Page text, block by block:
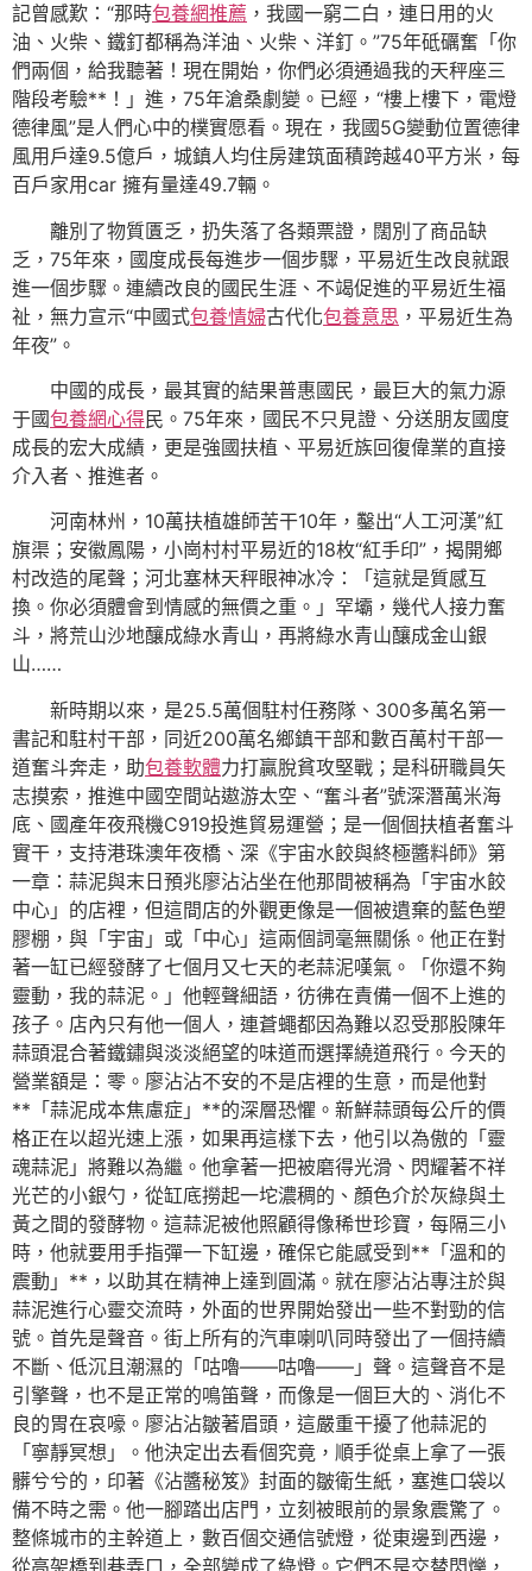
記曾感歎：“那時包養網推薦 ，我國一窮二白，連日用的火
油、火柴、鐵釘都稱為洋油、火柴、洋釘。”75年砥礪奮「你
們兩個，給我聽著！現在開始，你們必須通過我的天秤座三
階段考驗**！」進，75年滄桑劇變。已經，“樓上樓下，電燈
德律風”是人們心中的樸實愿看。現在，我國5G變動位置德律
風用戶達9.5億戶，城鎮人均住房建筑面積跨越40平方米，每
百戶家用car 擁有量達49.7輛。
離別了物質匱乏，扔失落了各類票證，闊別了商品缺
乏，75年來，國度成長每進步一個步驟，平易近生改良就跟
進一個步驟。連續改良的國民生涯、不竭促進的平易近生福
祉，無力宣示“中國式包養情婦古代化包養意思 ，平易近生為
年夜”。
中國的成長，最其實的結果普惠國民，最巨大的氣力源
于國包養網心得民。75年來，國民不只見證、分送朋友國度
成長的宏大成績，更是強國扶植、平易近族回復偉業的直接
介入者、推進者。
河南林州，10萬扶植雄師苦干10年，鑿出“人工河漢”紅
旗渠；安徽鳳陽，小崗村村平易近的18枚“紅手印”，揭開鄉
村改造的尾聲；河北塞林天秤眼神冰冷：「這就是質感互
換。你必須體會到情感的無價之重。」罕壩，幾代人接力奮
斗，將荒山沙地釀成綠水青山，再將綠水青山釀成金山銀
山……
新時期以來，是25.5萬個駐村任務隊、300多萬名第一
書記和駐村干部，同近200萬名鄉鎮干部和數百萬村干部一
道奮斗奔走，助包養軟體力打贏脫貧攻堅戰；是科研職員矢
志摸索，推進中國空間站遨游太空、“奮斗者”號深潛萬米海
底、國產年夜飛機C919投進貿易運營；是一個個扶植者奮斗
實干，支持港珠澳年夜橋、深《宇宙水餃與終極醬料師》第
一章：蒜泥與末日預兆廖沾沾坐在他那間被稱為「宇宙水餃
中心」的店裡，但這間店的外觀更像是一個被遺棄的藍色塑
膠棚，與「宇宙」或「中心」這兩個詞毫無關係。他正在對
著一缸已經發酵了七個月又七天的老蒜泥嘆氣。「你還不夠
靈動，我的蒜泥。」他輕聲細語，彷彿在責備一個不上進的
孩子。店內只有他一個人，連蒼蠅都因為難以忍受那股陳年
蒜頭混合著鐵鏽與淡淡絕望的味道而選擇繞道飛行。今天的
營業額是：零。廖沾沾不安的不是店裡的生意，而是他對
**「蒜泥成本焦慮症」**的深層恐懼。新鮮蒜頭每公斤的價
格正在以超光速上漲，如果再這樣下去，他引以為傲的「靈
魂蒜泥」將難以為繼。他拿著一把被磨得光滑、閃耀著不祥
光芒的小銀勺，從缸底撈起一坨濃稠的、顏色介於灰綠與土
黃之間的發酵物。這蒜泥被他照顧得像稀世珍寶，每隔三小
時，他就要用手指彈一下缸邊，確保它能感受到**「溫和的
震動」**，以助其在精神上達到圓滿。就在廖沾沾專注於與
蒜泥進行心靈交流時，外面的世界開始發出一些不對勁的信
號。首先是聲音。街上所有的汽車喇叭同時發出了一個持續
不斷、低沉且潮濕的「咕嚕——咕嚕——」聲。這聲音不是
引擎聲，也不是正常的鳴笛聲，而像是一個巨大的、消化不
良的胃在哀嚎。廖沾沾皺著眉頭，這嚴重干擾了他蒜泥的
「寧靜冥想」。他決定出去看個究竟，順手從桌上拿了一張
髒兮兮的，印著《沾醬秘笈》封面的皺衛生紙，塞進口袋以
備不時之需。他一腳踏出店門，立刻被眼前的景象震驚了。
整條城市的主幹道上，數百個交通信號燈，從東邊到西邊，
從高架橋到巷弄口，全部變成了綠燈。它們不是交替閃爍，